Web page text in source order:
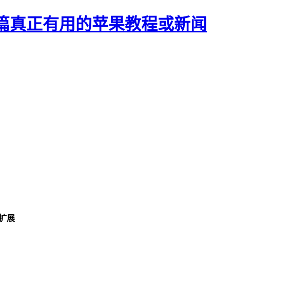
真正有用的苹果教程或新闻
展